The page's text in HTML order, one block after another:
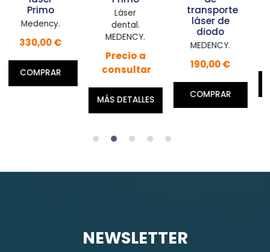
dental.
MEDENCY.
consultar
MÁS DETALLES
transporte
láser de
diodo
190,00 €
COMPRAR
Primo
MEDENCY.
COMPRAR
NEWSLETTER